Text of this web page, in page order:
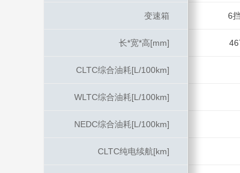
变速箱 6
长*宽*高[mm]
CLTC综合油耗[L/100km]
WLTC综合油耗[L/100km]
NEDC综合油耗[L/100km]
CLTC纯电续航[km]
变速箱
长*宽*高[mm]
CLTC综合油耗[L/100km]
WLTC综合油耗[L/100km]
NEDC综合油耗[L/100km]
CLTC纯电续航[km]